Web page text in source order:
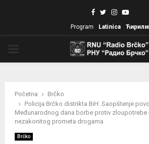
Facebook
TwitterInstagram
Program Latinica
Početna
Brčko
Policija Brčko distrikta BiH: Saopštenje
Međunarodnog dana borbe protiv zloupotrebe
nezakonitog prometa drogama
Brčko